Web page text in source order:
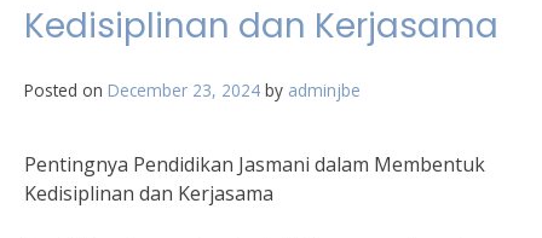
Kedisiplinan dan Kerjasama
Posted on December 23, 2024 by adminjbe
Pentingnya Pendidikan Jasmani dalam Membentuk
Kedisiplinan dan Kerjasama